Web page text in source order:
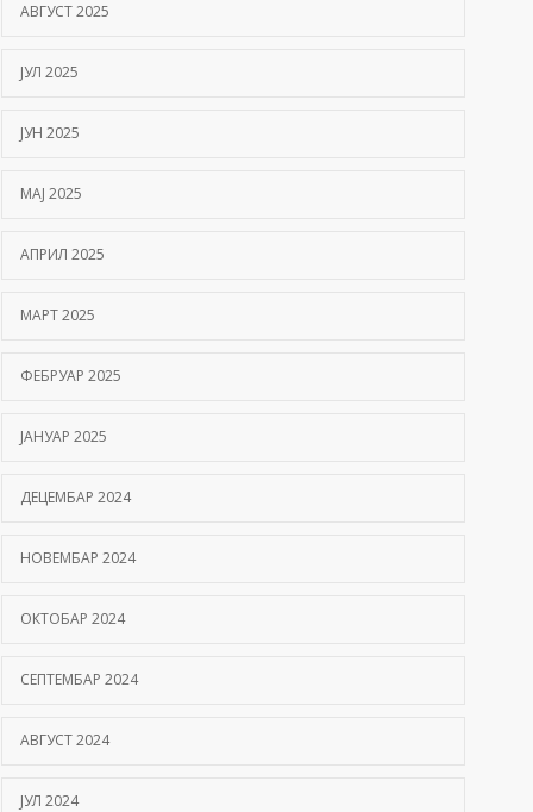
АВГУСТ 2025
ЈУЛ 2025
ЈУН 2025
МАЈ 2025
АПРИЛ 2025
МАРТ 2025
ФЕБРУАР 2025
ЈАНУАР 2025
ДЕЦЕМБАР 2024
НОВЕМБАР 2024
ОКТОБАР 2024
СЕПТЕМБАР 2024
АВГУСТ 2024
ЈУЛ 2024